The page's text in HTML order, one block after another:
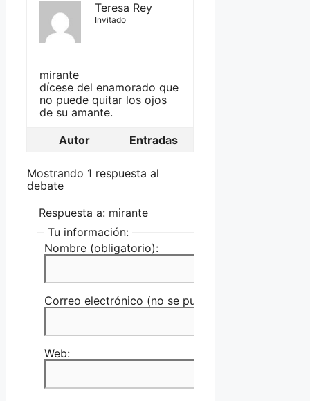
Teresa Rey
Invitado
mirante
dícese del enamorado que
no puede quitar los ojos
de su amante.
Autor
Entradas
Mostrando 1 respuesta al
debate
Respuesta a: mirante
Tu información:
Nombre (obligatorio):
Correo electrónico (no se publicará) (obligatorio):
Web: